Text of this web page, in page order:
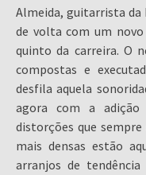
Almeida, guitarrista da
de volta com um novo
quinto da carreira. O
compostas e
desfila aquela
agora com a
distorções que
mais densas estão
arranjos de